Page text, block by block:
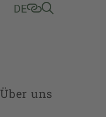
DE
Über uns